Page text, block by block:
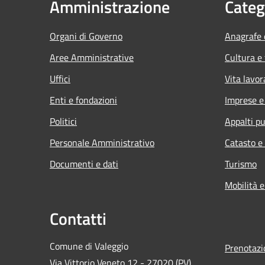
Amministrazione
Organi di Governo
Aree Amministrative
Uffici
Enti e fondazioni
Politici
Personale Amministrativo
Documenti e dati
Cultura
Vita
Imprese
Appalti
Catasto
Turismo
Mobilità
Contatti
Comune di Valeggio